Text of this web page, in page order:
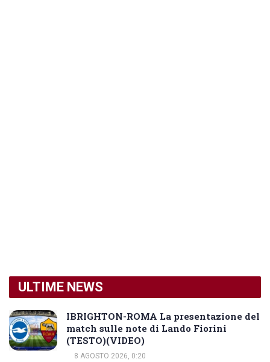
ULTIME NEWS
IBRIGHTON-ROMA La presentazione del
match sulle note di Lando Fiorini
(TESTO)(VIDEO)
8 AGOSTO 2026, 0:20